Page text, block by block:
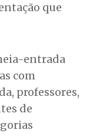
que
entrada
com
professores,
de